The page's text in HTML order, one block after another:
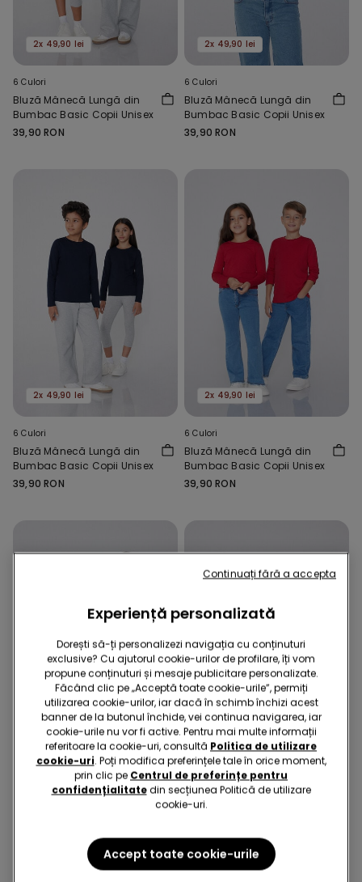
2x 49,90 lei
6 Culori
Bluză Mânecă Lungă din
Bumbac Basic Copii Unisex
39,90 RON
2x 49,90 lei
6 Culori
Bluză Mânecă Lungă din
Bumbac Basic Copii Unisex
39,90 RON
2x 49,90 lei
6 Culori
Bluză Mânecă Lungă din
Bumbac Basic Copii Unisex
39,90 RON
2x 49,90 lei
6 Culori
Bluză Mânecă Lungă din
Bumbac Basic Copii Unisex
39,90 RON
2x 49,90 lei 2x 49,90 lei
6 Culori
Bluză Mânecă Lungă din
39,90 RON
Experiență personalizată
Dorești să-ți personalizezi navigația cu conținuturi
exclusive? Cu ajutorul cookie-urilor de profilare, îți vom
propune conținuturi și mesaje publicitare personalizate.
Făcând clic pe „Acceptă toate cookie-urile”, permiți
utilizarea cookie-urilor, iar dacă în schimb închizi acest
banner de la butonul închide, vei continua navigarea, iar
cookie-urile nu vor fi active. Pentru mai multe informații
referitoare la cookie-uri, consultă Politica de utilizare
cookie-uri. Poți modifica preferințele tale în orice moment,
prin clic pe Centrul de preferințe pentru
confidențialitatedin secțiunea Politică de utilizare
cookie-uri.
Accept toate cookie-urile
Continuați fără a accepta